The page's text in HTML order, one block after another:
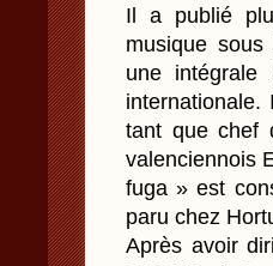
Il a publié
musique
une intégrale
tant que chef
valenciennois
fuga » est
paru chez
Après avoir